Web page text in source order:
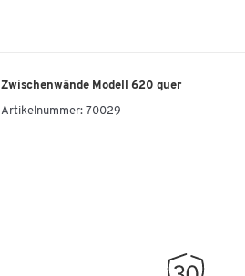
Zwischenwände Modell 620 quer
Artikelnummer: 70029